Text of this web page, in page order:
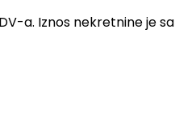
a. Iznos nekretnine je sa